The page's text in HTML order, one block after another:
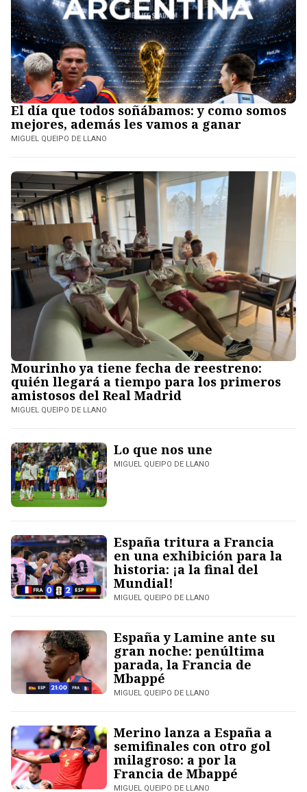
El día que todos soñábamos: y como somos
mejores, además les vamos a ganar
MIGUEL QUEIPO DE LLANO
Mourinho ya tiene fecha de reestreno:
quién llegará a tiempo para los primeros
amistosos del Real Madrid
MIGUEL QUEIPO DE LLANO
Lo que nos une
MIGUEL QUEIPO DE LLANO
España tritura a Francia
en una exhibición para la
historia: ¡a la final del
Mundial!
MIGUEL QUEIPO DE LLANO
España y Lamine ante su
gran noche: penúltima
parada, la Francia de
Mbappé
MIGUEL QUEIPO DE LLANO
Merino lanza a España a
semifinales con otro gol
milagroso: a por la
Francia de Mbappé
MIGUEL QUEIPO DE LLANO